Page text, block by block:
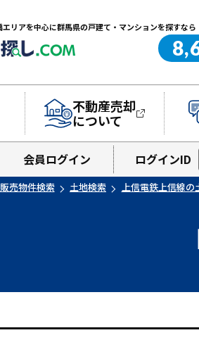
ぐんま
不動産売却
について
会員ログイン ログインID
販売物件検索 土地検索 上信電鉄上信線の